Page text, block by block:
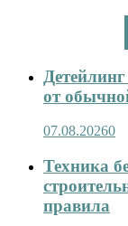
от
07.08.20260
Техника
правила